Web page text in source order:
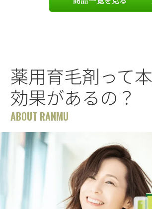
薬用育毛剤って
効果があるの？
ABOUT RANMU